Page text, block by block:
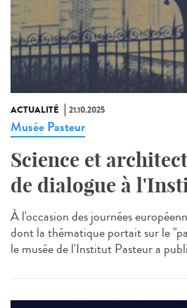
ACTUALITÉ 21.10.2025
Musée Pasteur
Science et
de dialogue à
À l'occasion des journées
dont la thématique portait sur le
le musée de l'Institut Pasteur a